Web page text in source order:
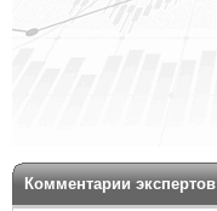
Комментарии экспертов